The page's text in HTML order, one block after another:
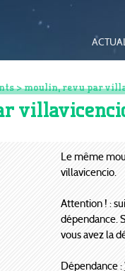
> moulin, revu par
Le même
villavicencio.
Attention ! :
dépendance.
vous avez la
Dépendance :